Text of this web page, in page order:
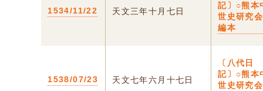
1534/11/22 天文三年十月七日
記〕○熊本
世史研究会
編本
1538/07/23 天文七年六月十七日
〔八代日
記〕○熊本
世史研究会